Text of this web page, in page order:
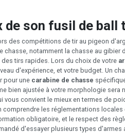
de son fusil de ball
des compétitions de tir au pigeon
notamment la chasse au gibier
tirs rapides. Lors du choix de votre
d'expérience, et votre budget. Un
pour une carabine de chasse
bien ajustée à votre morphologie sera
convient le mieux en termes de
comprendre les réglementations
obligatoire, et le respect des
d'essayer plusieurs types d'armes